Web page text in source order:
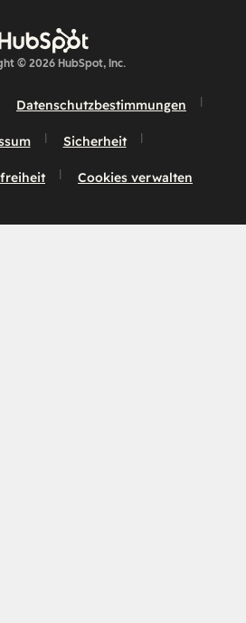
© 2026 HubSpot, Inc.
Datenschutzbestimmungen
Sicherheit
Cookies verwalten